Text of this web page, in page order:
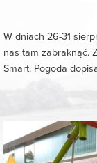
W dniach 26-31
nas tam zabraknąć.
Smart. Pogoda